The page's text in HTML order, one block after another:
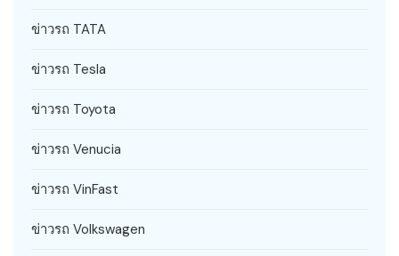
ข่าวรถ TATA
ข่าวรถ Tesla
ข่าวรถ Toyota
ข่าวรถ Venucia
ข่าวรถ VinFast
ข่าวรถ Volkswagen